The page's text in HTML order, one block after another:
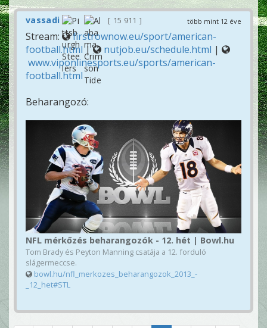
több mint 12 éve
vassadi 15 911
Stream:
firstrownow.eu/sport/american-
football.html| nutjob.eu/schedule.html |
www.viponlinesports.eu/sports/american-
football.html
Beharangozó:
NFL mérkőzés beharangozók - 12. hét | Bowl.hu
Tom Brady és Peyton Manning csatája a 12. forduló
slágermeccse.
bowl.hu/nfl_merkozes_beharangozok_2013_-
_12_het#STL